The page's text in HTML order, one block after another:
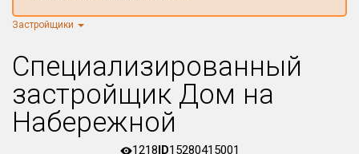
Регион ЖК
Район в регионе
Все
Населённый пункт
Застройщики
Специализированный
застройщик Дом на
Набережной
1218ID15280415001